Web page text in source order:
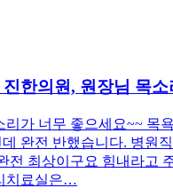
한의원, 원장님 목
리가 너무 좋으세요~~ 목
완전 반했습니다. 병원
전 최상이구요 힘내라고
치료실은…